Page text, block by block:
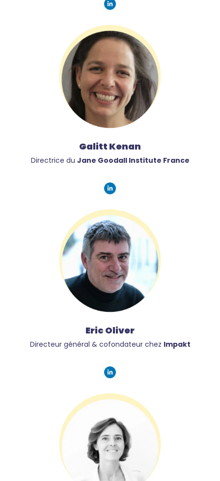
Galitt Kenan
Directrice du Jane Goodall Institute France
Eric Oliver
Directeur général & cofondateur chez Impakt